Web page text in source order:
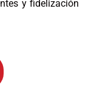
y fidelización